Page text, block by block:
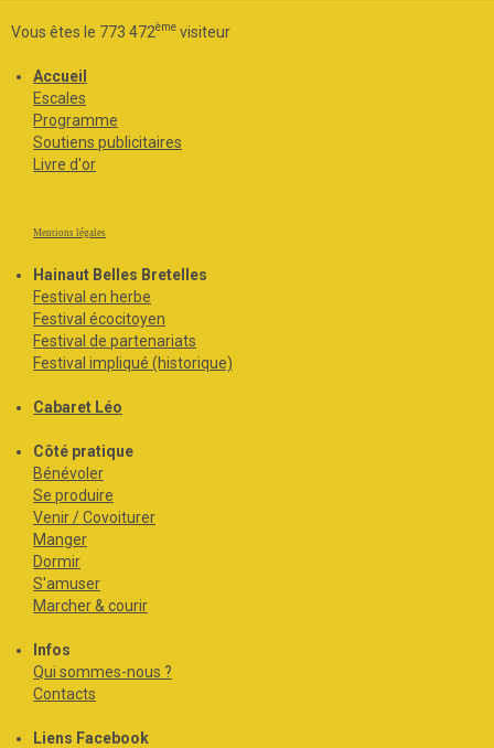
Vous êtes le 773 472ème visiteur
Accueil
Escales
Programme
Soutiens publicitaires
Livre d'or
Mentions légales
Hainaut Belles Bretelles
Festival en herbe
Festival écocitoyen
Festival de partenariats
Festival impliqué (historique)
Cabaret Léo
Côté pratique
Bénévoler
Se produire
Venir / Covoiturer
Manger
Dormir
S'amuser
Marcher & courir
Infos
Qui sommes-nous ?
Contacts
Liens Facebook